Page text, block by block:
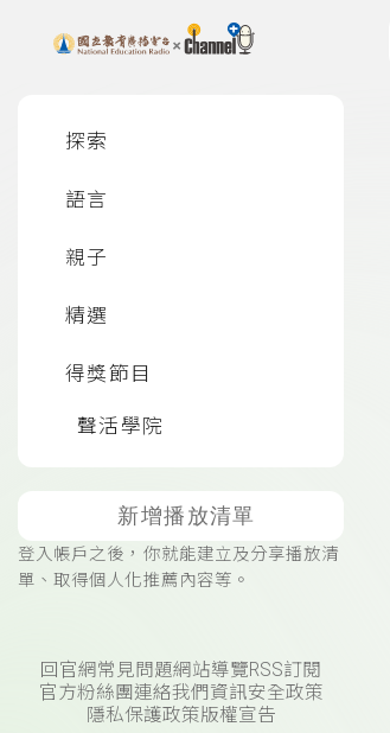
上方功能區塊
探索
語言
親子
精選
得獎節目
聲活學院
新增播放清單
登入帳戶之後，你就能建立及分享播放清
單、取得個人化推薦內容等。
回官網常見問題網站導覽RSS訂閱
官方粉絲團連絡我們 資訊安全政策
隱私保護政策版權宣告